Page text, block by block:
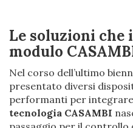
Le soluzioni che
modulo
Nel corso dell’ultimo
presentato diversi
performanti per integrare
tecnologia CASAMBI